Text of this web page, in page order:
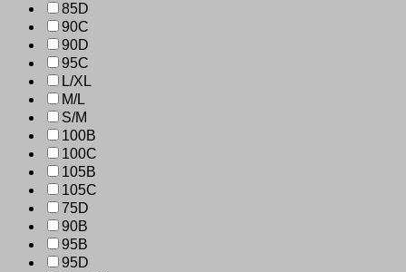
85D
90C
90D
95C
L/XL
M/L
S/M
100B
100C
105B
105C
75D
90B
95B
95D